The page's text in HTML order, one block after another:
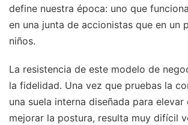
define nuestra época: uno que
en una junta de accionistas que en un
niños.
La resistencia de este modelo de
la fidelidad. Una vez que pruebas la
una suela interna diseñada para
mejorar la postura, resulta muy difícil